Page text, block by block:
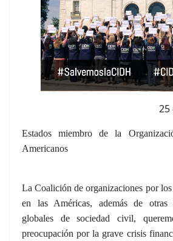
25
Estados miembro de la
Americanos
La Coalición de organizaciones por
en las Américas, además de otras
globales de sociedad civil,
preocupación por la grave crisis